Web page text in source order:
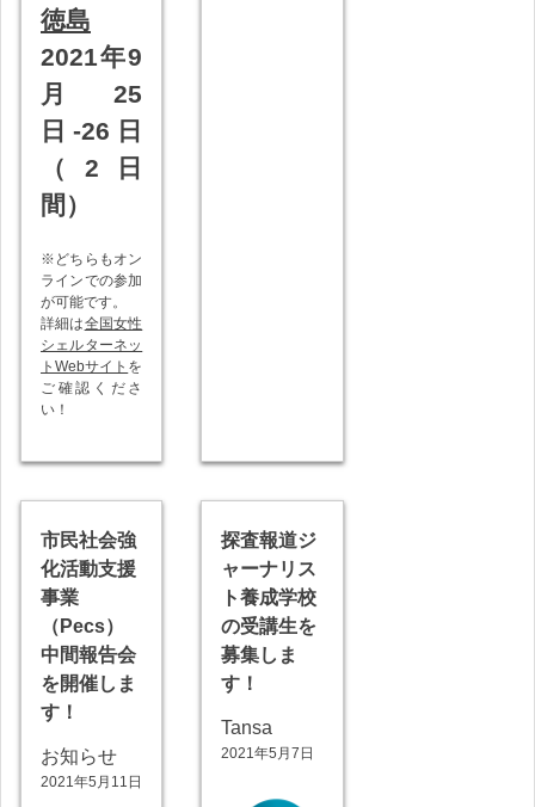
徳島
2021年9
月25
日-26日
（2日
間）
※どちらもオン
ラインでの参加
が可能です。
詳細は全国女性
シェルターネッ
トWebサイト を
ご確認くださ
い！
市民社会強
化活動支援
事業
（Pecs）
中間報告会
を開催しま
す！
お知らせ
2021年5月11日
探査報道ジ
ャーナリス
ト養成学校
の受講生を
募集しま
す！
Tansa
2021年5月7日